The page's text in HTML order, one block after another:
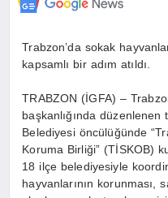
Trabzon’da sokak
kapsamlı bir adım atıldı.
TRABZON (İGFA) –
başkanlığında
Belediyesi öncülüğünde
Koruma Birliği” (TİSKOB)
18 ilçe belediyesiyle
hayvanlarının korunması,